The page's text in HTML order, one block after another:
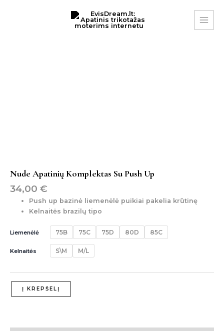
Nude Apatinių Komplektas Su Push Up
34,00 €
Push up bazinė liemenėlė puikiai pakelia krūtinę
Kelnaitės brazilų tipo
Liemenėlė 75B 75C 75D 80D 85C
Kelnaitės S\M M/L
Į KREPŠELĮ